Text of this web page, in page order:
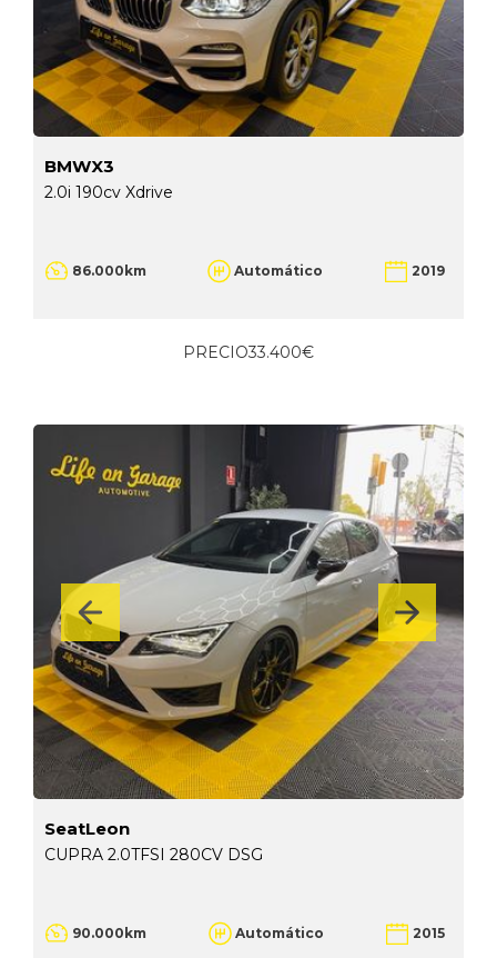
BMWX3
2.0i 190cv Xdrive
86.000km Automático 2019
PRECIO33.400€
SeatLeon
CUPRA 2.0TFSI 280CV DSG
90.000km Automático 2015